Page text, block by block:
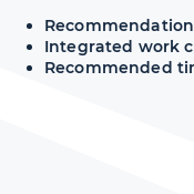
Integrated work
Recommended